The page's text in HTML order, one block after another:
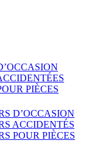
PIÈCES
D’OCCASION
ACCIDENTÉS
POUR PIÈCES